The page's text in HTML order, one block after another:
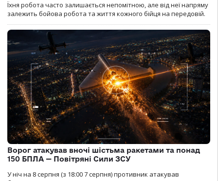
Їхня робота часто залишається непомітною, але від неї напряму
залежить бойова робота та життя кожного бійця на передовій.
Ворог атакував вночі шістьма ракетами та понад
150 БПЛА — Повітряні Сили ЗСУ
У ніч на 8 серпня (з 18:00 7 серпня) противник атакував